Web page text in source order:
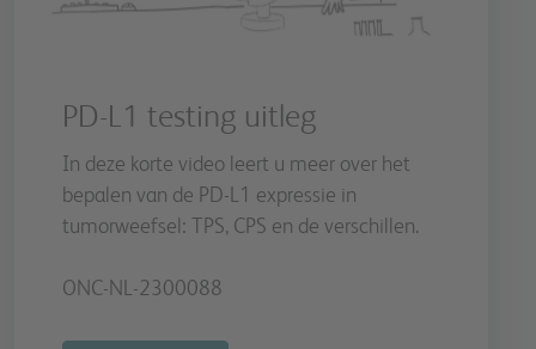
PD-L1 testing uitleg
In deze korte video leert u meer over het
bepalen van de PD-L1 expressie in
tumorweefsel: TPS, CPS en de verschillen.
ONC-NL-2300088